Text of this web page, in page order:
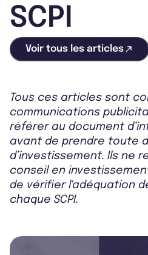
SCPI
Voir tous les articles
Tous ces articles sont
communications
référer au document
avant de prendre toute
d’investissement. Ils ne
conseil en
de vérifier l'adéquation
chaque SCPI.